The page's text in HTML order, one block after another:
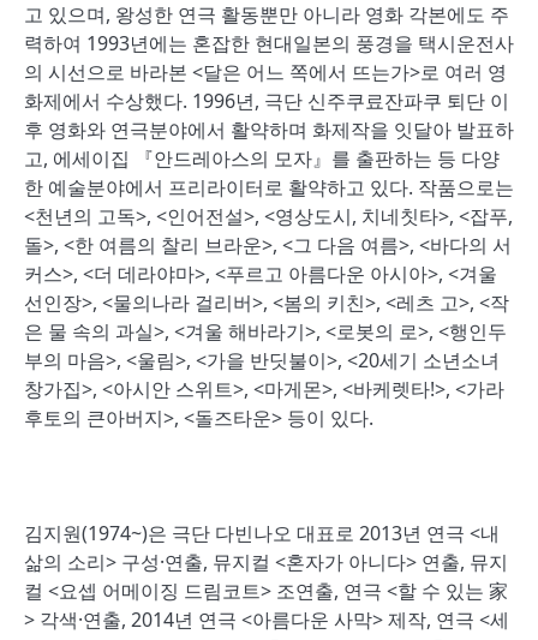
고 있으며, 왕성한 연극 활동뿐만 아니라 영화 각본에도 주
력하여 1993년에는 혼잡한 현대일본의 풍경을 택시운전사
의 시선으로 바라본 <달은 어느 쪽에서 뜨는가>로 여러 영
화제에서 수상했다. 1996년, 극단 신주쿠료잔파쿠 퇴단 이
후 영화와 연극분야에서 활약하며 화제작을 잇달아 발표하
고, 에세이집 『안드레아스의 모자』를 출판하는 등 다양
한 예술분야에서 프리라이터로 활약하고 있다. 작품으로는
<천년의 고독>, <인어전설>, <영상도시, 치네칫타>, <잡푸,
돌>, <한 여름의 찰리 브라운>, <그 다음 여름>, <바다의 서
커스>, <더 데라야마>, <푸르고 아름다운 아시아>, <겨울
선인장>, <물의나라 걸리버>, <봄의 키친>, <레츠 고>, <작
은 물 속의 과실>, <겨울 해바라기>, <로봇의 로>, <행인두
부의 마음>, <울림>, <가을 반딧불이>, <20세기 소년소녀
창가집>, <아시안 스위트>, <마게몬>, <바케렛타!>, <가라
후토의 큰아버지>, <돌즈타운> 등이 있다.
김지원(1974~)은 극단 다빈나오 대표로 2013년 연극 <내
삶의 소리> 구성·연출, 뮤지컬 <혼자가 아니다> 연출, 뮤지
컬 <요셉 어메이징 드림코트> 조연출, 연극 <할 수 있는 家
> 각색·연출, 2014년 연극 <아름다운 사막> 제작, 연극 <세